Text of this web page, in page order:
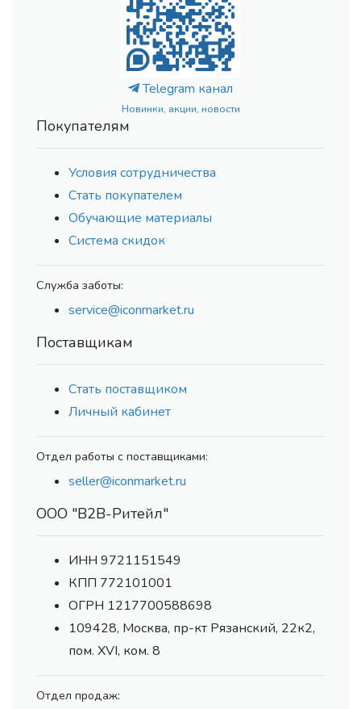
Telegram канал
Новинки, акции, новости
Покупателям
Условия сотрудничества
Стать покупателем
Обучающие материалы
Система скидок
Служба заботы:
service@iconmarket.ru
Поставщикам
Стать поставщиком
Личный кабинет
Отдел работы с поставщиками:
seller@iconmarket.ru
ООО "В2В-Ритейл"
ИНН 9721151549
КПП 772101001
ОГРН 1217700588698
109428, Москва, пр-кт Рязанский, 22к2,
пом. XVI, ком. 8
Отдел продаж: